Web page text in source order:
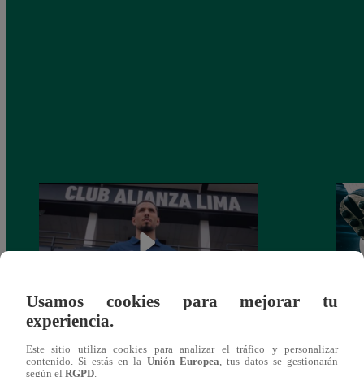
como nuevo fichaje para el Torneo
Clausura 2025
Usamos cookies para mejorar tu
experiencia.
Este sitio utiliza cookies para analizar el tráfico y personalizar
contenido. Si estás en la Unión Europea , tus datos se gestionarán
según el RGPD